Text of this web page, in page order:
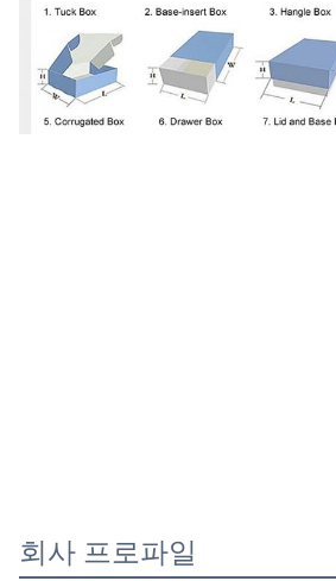
회사 프로파일